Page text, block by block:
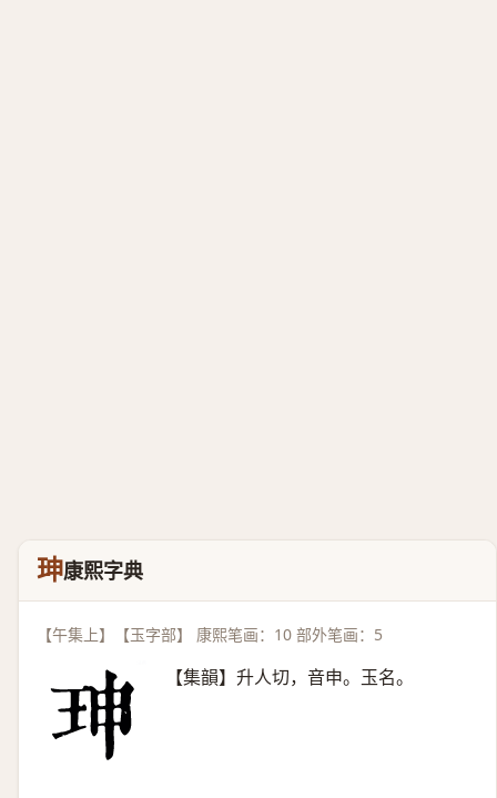
珅康熙字典
【午集上】【玉字部】 康熙笔画：10 部外笔画：5
【集韻】升人切，音申。玉名。